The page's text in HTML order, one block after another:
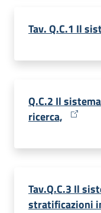
Tav. Q.C.1 Il
Q.C.2 Il
ricerca,
Tav.Q.C.3 Il
stratificazioni